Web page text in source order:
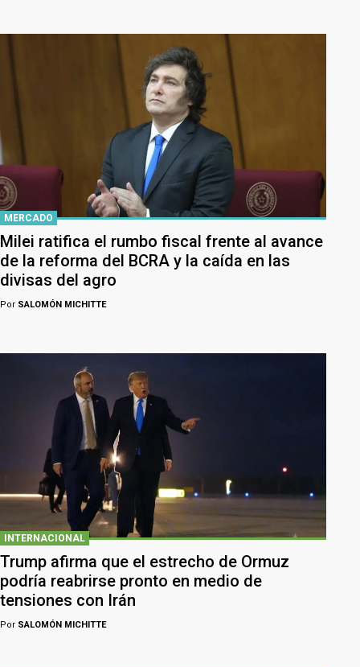
MERCADO
Milei ratifica el rumbo fiscal frente al avance
de la reforma del BCRA y la caída en las
divisas del agro
Por SALOMÓN MICHITTE
INTERNACIONAL
Trump afirma que el estrecho de Ormuz
podría reabrirse pronto en medio de
tensiones con Irán
Por SALOMÓN MICHITTE